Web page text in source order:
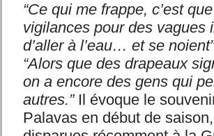
“Ce qui me frappe, c’est
vigilances pour des vagues
d’aller à l’eau… et se noient”
“Alors que des drapeaux
on a encore des gens qui
autres.”Il évoque le
Palavas en début de